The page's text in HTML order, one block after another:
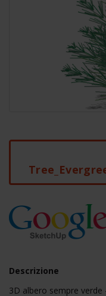
Descrizione
3D albero sempre verde